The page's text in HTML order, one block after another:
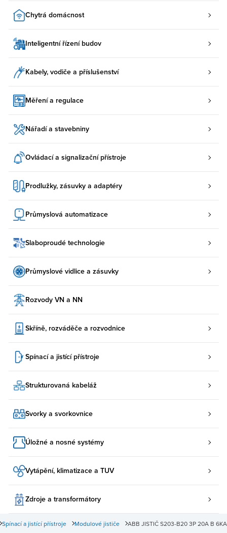
Chytrá domácnost
Inteligentní řízení budov
Kabely, vodiče a příslušenství
Měření a regulace
Nářadí a stavebniny
Ovládací a signalizační přístroje
Prodlužky, zásuvky a adaptéry
Průmyslová automatizace
Slaboproudé technologie
Průmyslové vidlice a zásuvky
Rozvody VN a NN
Skříně, rozváděče a rozvodnice
Spínací a jistící přístroje
Strukturovaná kabeláž
Svorky a svorkovnice
Úložné a nosné systémy
Vytápění, klimatizace a TUV
Zdroje a transformátory
ABB JISTIČ S203-B20 3P 20A B 6KA
Modulové jističe
Spínací a jistící přístroje